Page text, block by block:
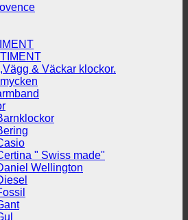
& Väckar klockor.
" Swiss made"
Wellington